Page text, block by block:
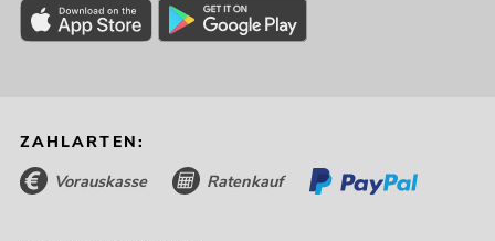
ZAHLARTEN:
Vorauskasse Ratenkauf